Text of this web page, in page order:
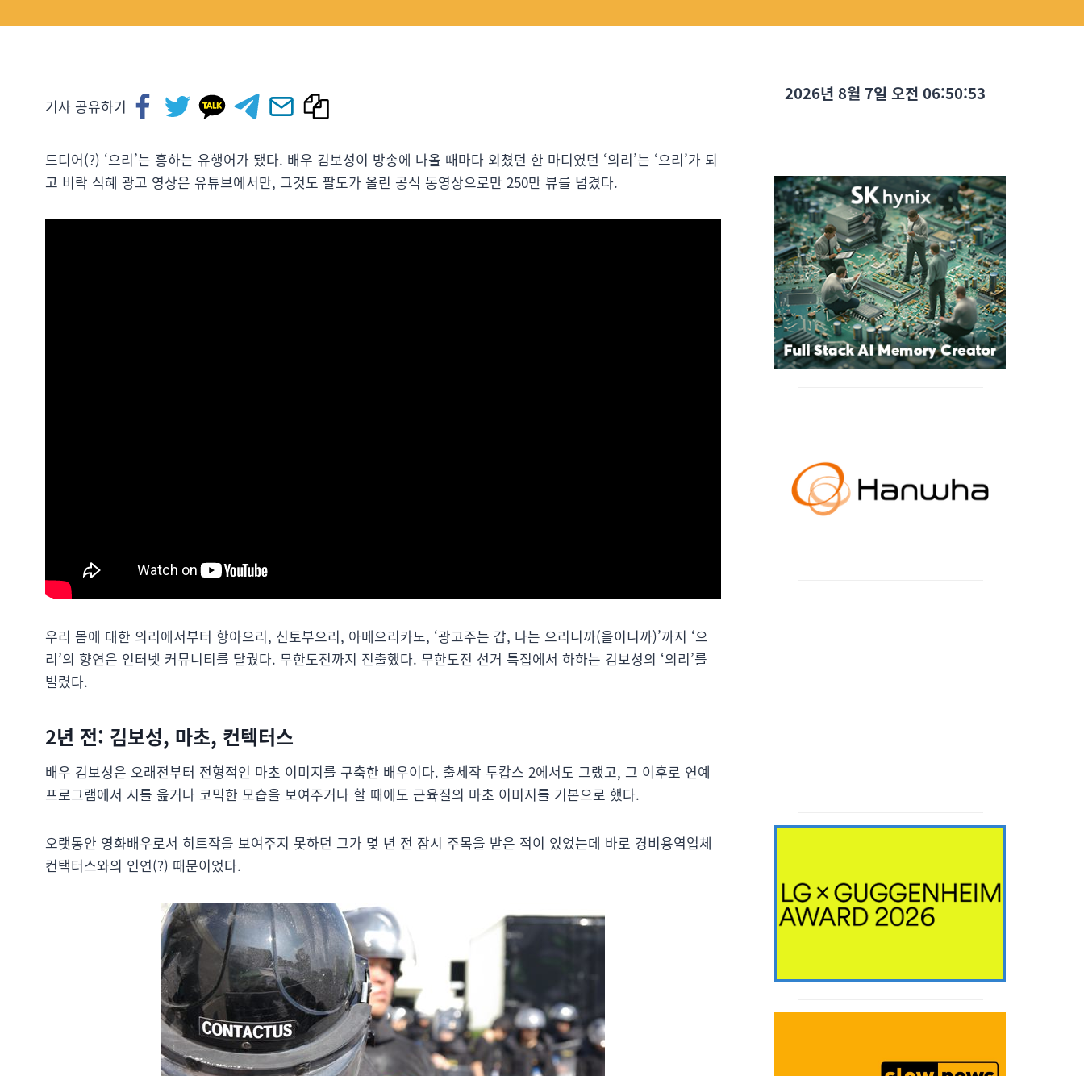
기사 공유하기
드디어(?) ‘으리’는 흥하는 유행어가 됐다. 배우 김보성이 방송에 나올 때마다 외쳤던 한 마디였던 ‘의리’는 ‘으리’가 되
고 비락 식혜 광고 영상은 유튜브에서만, 그것도 팔도가 올린 공식 동영상으로만 250만 뷰를 넘겼다.
우리 몸에 대한 의리에서부터 항아으리, 신토부으리, 아메으리카노, ‘광고주는 갑, 나는 으리니까(을이니까)’까지 ‘으
리’의 향연은 인터넷 커뮤니티를 달궜다. 무한도전까지 진출했다. 무한도전 선거 특집에서 하하는 김보성의 ‘의리’를
빌렸다.
2년 전: 김보성, 마초, 컨텍터스
배우 김보성은 오래전부터 전형적인 마초 이미지를 구축한 배우이다. 출세작 투캅스 2에서도 그랬고, 그 이후로 연예
프로그램에서 시를 읊거나 코믹한 모습을 보여주거나 할 때에도 근육질의 마초 이미지를 기본으로 했다.
오랫동안 영화배우로서 히트작을 보여주지 못하던 그가 몇 년 전 잠시 주목을 받은 적이 있었는데 바로 경비용역업체
컨택터스와의 인연(?) 때문이었다.
2026년 8월 7일 오전 06:50:54